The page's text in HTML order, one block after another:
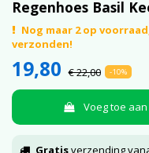
Regenhoes Basil
Nog maar 2 op
verzonden!
19,80 € 22,00 -10%
Voeg toe
Gratisverzending